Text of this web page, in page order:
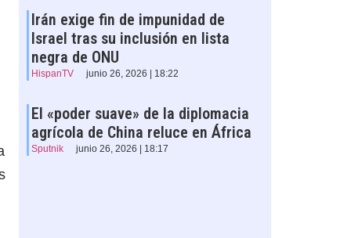
Irán exige fin de impunidad de
Israel tras su inclusión en lista
negra de ONU
HispanTV junio 26, 2026 | 18:22
El «poder suave» de la diplomacia
agrícola de China reluce en África
Sputnik junio 26, 2026 | 18:17